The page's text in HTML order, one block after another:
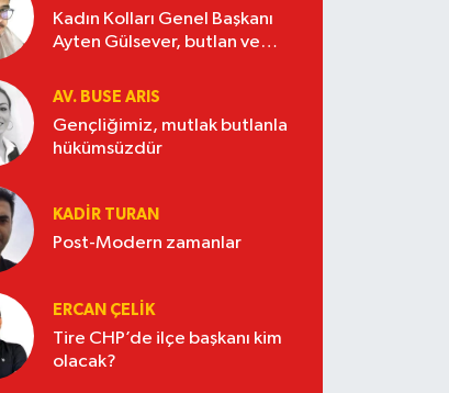
Kadın Kolları Genel Başkanı
Ayten Gülsever, butlan ve
AV. BUSE ARIS
Gençliğimiz, mutlak butlanla
hükümsüzdür
KADIR TURAN
Post-Modern zamanlar
ERCAN ÇELIK
Tire CHP’de ilçe başkanı kim
olacak?